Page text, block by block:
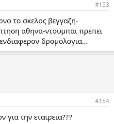
#153
το σκελος βεγγαζη-
αθηνα-ντουμπαι πρεπει
δρομολογια...
#154
την εταιρεια???